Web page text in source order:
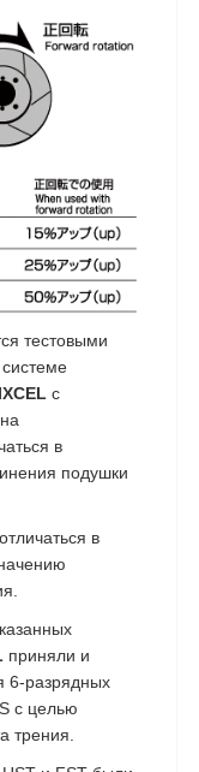
тестовыми
с
в
подушки
в
приняли и
6-разрядных
с целью
трения.